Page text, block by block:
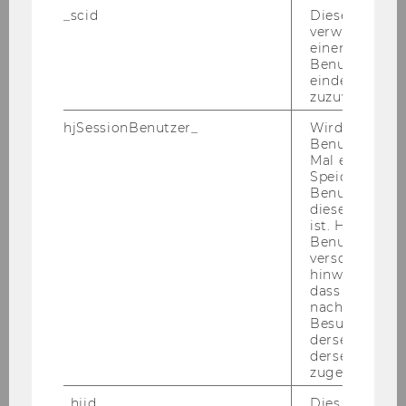
KonsenT-Moderation aus dem
Seminar: Gemeinnützigkeitsreformgesetz 2023
Workshop: Beeindrucken sie schon? Oder
Schnittstellenmanagement rund um das
Schnupper-Workshop: Einführung in die
Organisationsmodell der Soziokratie
_scid
Dieses
verwendet,
einem/einer
Benutzer*in
eindeutige ID
zuzuweisen
hjSessionBenutzer_
Wird gesetzt,
Benutzer
Mal eine
Speichert die
Benutzer-ID,
diese Seite
ist. Hotjar
Benutzer
verschiedene
hinweg.Stellt
dass Daten
Besuchen auf
derselben
derselben
zugeordnet